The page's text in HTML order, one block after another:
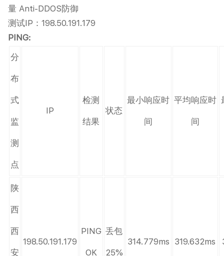
量 Anti-DDOS防御
测试IP：198.50.191.179
PING:
分
布
式
监
测
点
IP
检测
结果
状态
最小响应时
间
平均响应时
间
陕
西
西
安
198.50.191.179
PING
OK
丢包
25%
314.779ms 319.632ms